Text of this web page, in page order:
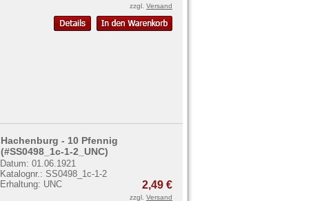
zzgl. Versand
Hachenburg - 10 Pfennig
(#SS0498_1c-1-2_UNC)
Datum: 01.06.1921
Katalognr.: SS0498_1c-1-2
Erhaltung: UNC
2,49 €
zzgl. Versand